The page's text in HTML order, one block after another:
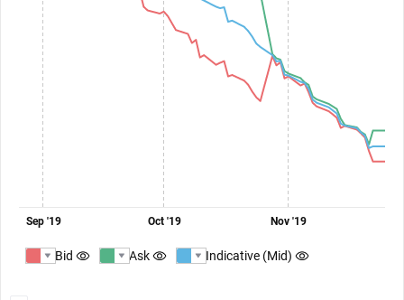
Sep '19 Oct '19 Nov '19
Bid Ask Indicative (Mid)